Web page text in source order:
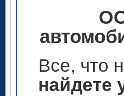
Все, что
найдете